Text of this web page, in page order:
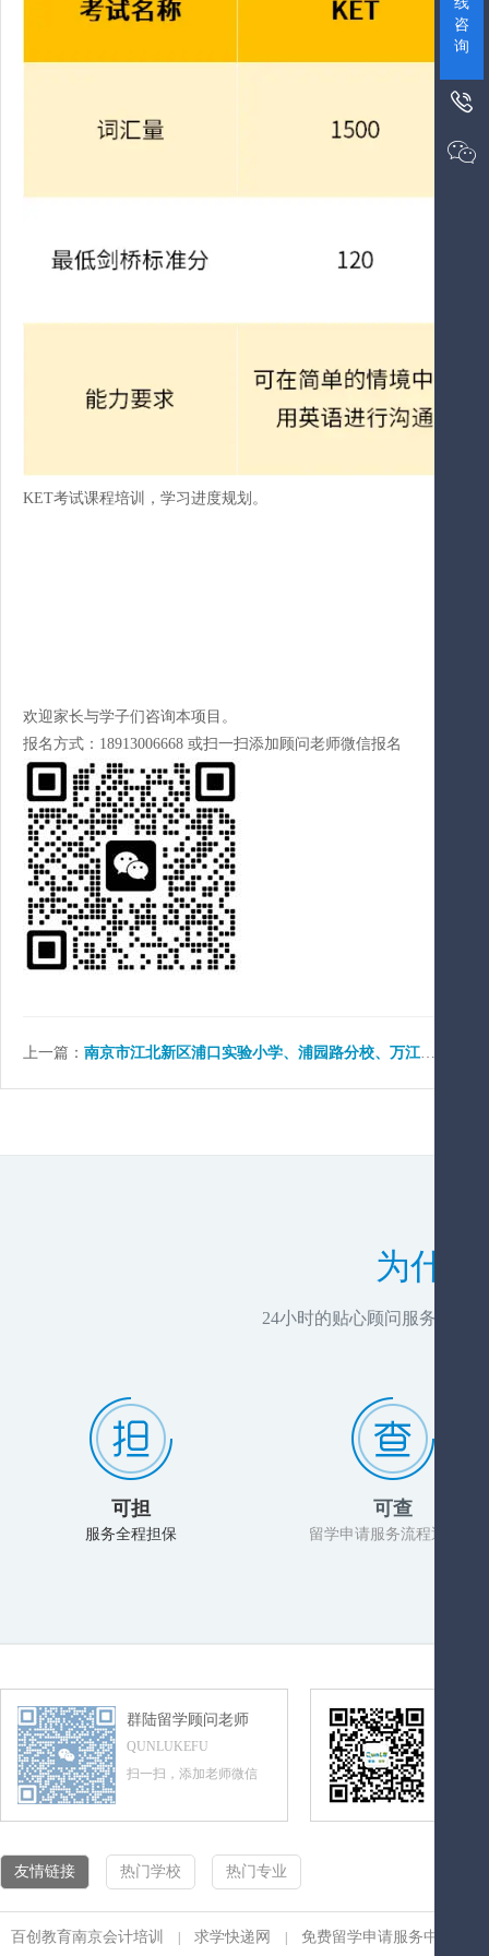
KET考试课程培训，学习进度规划。
欢迎家长与学子们咨询本项目。
报名方式：18913006668 或扫一扫添加顾问老师微信报名
上一篇： 南京市江北新区浦口实验小学、浦园路分校、万江分校、辅导班哪家好？
为什
24小时的贴心顾问服务，推
可担
服务全程担保
可查
留学申请服务流程透明化
群陆留学顾问老师
QUNLUKEFU
扫一扫，添加老师微信
友情链接 热门学校 热门专业
百创教育南京会计培训 求学快递网 免费留学申请服务中心
咨
询

